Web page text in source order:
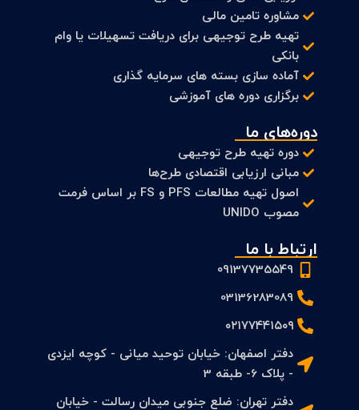
مشاوره تامین مالی
تهیه طرح توجیهی برای دریافت تسهیلات یا وام
بانکی
آماده سازی بسته های سرمایه گذاری
برگزاری دوره های آموزشی
دوره‌های ما
دوره تهیه طرح توجیهی
مبانی ارزیابی اقتصادی طرح‌ها
اصول تهیه مطالعات PFS و FS بر اساس فرمت
مصوب UNIDO
ارتباط با ما
09137735549
03136283089
۰۲۱۷۷۴۴۱۵۰۹
دفتر اصفهان: خیابان توحید میانی - کوچه ایزدی
- پلاک 6- طبقه 3
دفتر تهران: ضلع جنوبی میدان رسالت - خیابان